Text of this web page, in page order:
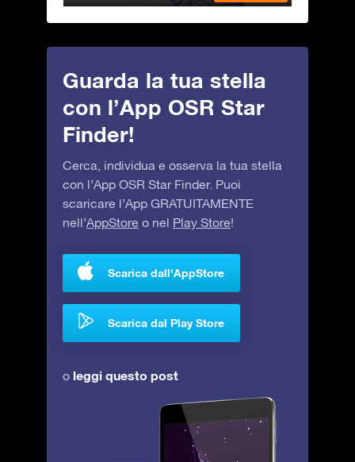
Guarda la tua stella
con l’App OSR Star
Finder!
Cerca, individua e osserva la tua stella
con l’App OSR Star Finder. Puoi
scaricare l’App GRATUITAMENTE
nell’AppStore o nel Play Store!
Scarica dall'AppStore
Scarica dal Play Store
o leggi questo post